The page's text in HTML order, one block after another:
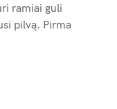
ramiai guli
pilvą. Pirma